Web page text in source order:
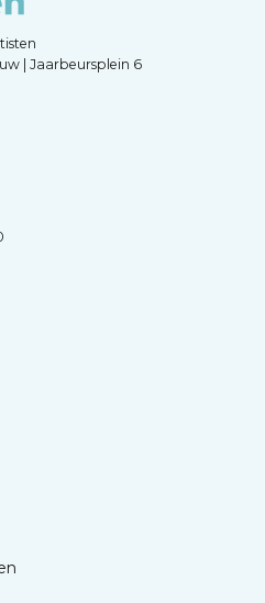
| Jaarbeursplein 6